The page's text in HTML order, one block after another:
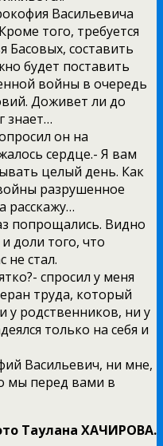
Васильевича
того, требуется
Басовых, составить
будет поставить
войны в очередь
Доживет ли до
знает…
он на
сердце.- Я вам
целый день. Как
разрушенное
расскажу…
попрощались. Видно
доли того, что
не стал.
спросил у меня
труда, который
у родственников, ни у
только на себя и
Васильевич, ни мне,
мы перед вами в
Таулана ХАЧИРОВА.